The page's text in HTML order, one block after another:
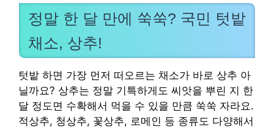
정말 한 달 만에 쑥쑥? 국민 텃밭
채소, 상추!
텃밭 하면 가장 먼저 떠오르는 채소가 바로 상추 아
닐까요? 상추는 정말 기특하게도 씨앗을 뿌린 지 한
달 정도면 수확해서 먹을 수 있을 만큼 쑥쑥 자라요.
적상추, 청상추, 꽃상추, 로메인 등 종류도 다양해서